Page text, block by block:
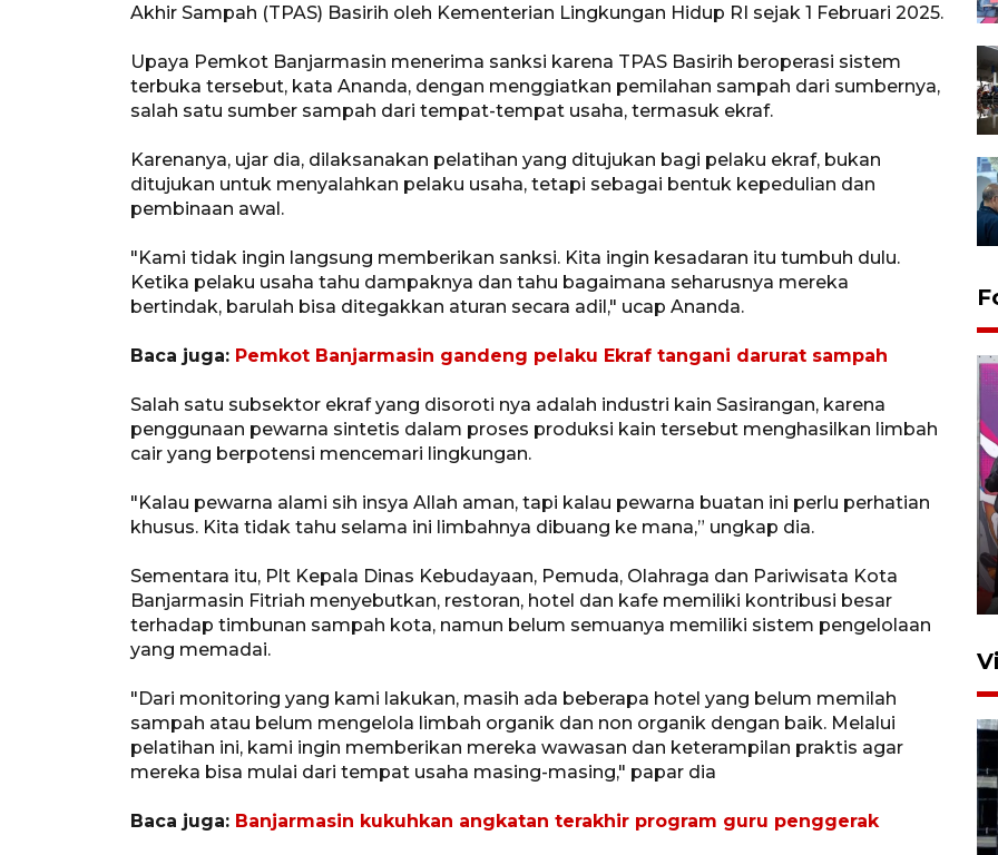
Akhir Sampah (TPAS) Basirih oleh Kementerian Lingkungan Hidup RI sejak 1 Februari 2025.
Upaya Pemkot Banjarmasin menerima sanksi karena TPAS Basirih beroperasi sistem
terbuka tersebut, kata Ananda, dengan menggiatkan pemilahan sampah dari sumbernya,
salah satu sumber sampah dari tempat-tempat usaha, termasuk ekraf.
Karenanya, ujar dia, dilaksanakan pelatihan yang ditujukan bagi pelaku ekraf, bukan
ditujukan untuk menyalahkan pelaku usaha, tetapi sebagai bentuk kepedulian dan
pembinaan awal.
"Kami tidak ingin langsung memberikan sanksi. Kita ingin kesadaran itu tumbuh dulu.
Ketika pelaku usaha tahu dampaknya dan tahu bagaimana seharusnya mereka
bertindak, barulah bisa ditegakkan aturan secara adil," ucap Ananda.
Baca juga: Pemkot Banjarmasin gandeng pelaku Ekraf tangani darurat sampah
Salah satu subsektor ekraf yang disoroti nya adalah industri kain Sasirangan, karena
penggunaan pewarna sintetis dalam proses produksi kain tersebut menghasilkan limbah
cair yang berpotensi mencemari lingkungan.
"Kalau pewarna alami sih insya Allah aman, tapi kalau pewarna buatan ini perlu perhatian
khusus. Kita tidak tahu selama ini limbahnya dibuang ke mana,” ungkap dia.
Sementara itu, Plt Kepala Dinas Kebudayaan, Pemuda, Olahraga dan Pariwisata Kota
Banjarmasin Fitriah menyebutkan, restoran, hotel dan kafe memiliki kontribusi besar
terhadap timbunan sampah kota, namun belum semuanya memiliki sistem pengelolaan
yang memadai.
"Dari monitoring yang kami lakukan, masih ada beberapa hotel yang belum memilah
sampah atau belum mengelola limbah organik dan non organik dengan baik. Melalui
pelatihan ini, kami ingin memberikan mereka wawasan dan keterampilan praktis agar
mereka bisa mulai dari tempat usaha masing-masing," papar dia
Baca juga: Banjarmasin kukuhkan angkatan terakhir program guru penggerak
Ketua DPRD Syahrial hadiri
pembukaan Turnamen Sepak
23 Juli 2026 21:36